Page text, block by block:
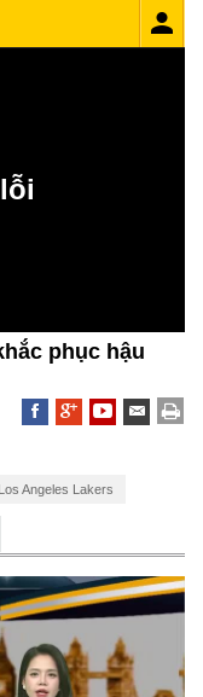
phục hậu
Los Angeles Lakers